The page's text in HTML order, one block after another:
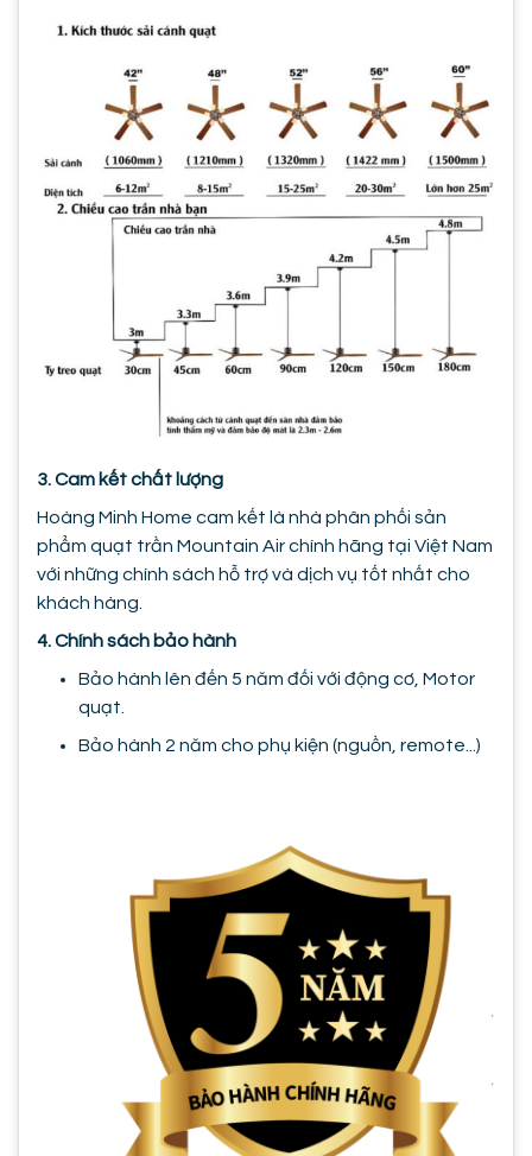
3. Cam kết chất lượng
Hoàng Minh Home cam kết là nhà phân phối sản
phẩm quạt trần Mountain Air chính hãng tại Việt Nam
với những chính sách hỗ trợ và dịch vụ tốt nhất cho
khách hàng.
4. Chính sách bảo hành
Bảo hành lên đến 5 năm đối với động cơ, Motor
quạt.
Bảo hành 2 năm cho phụ kiện (nguồn, remote...)